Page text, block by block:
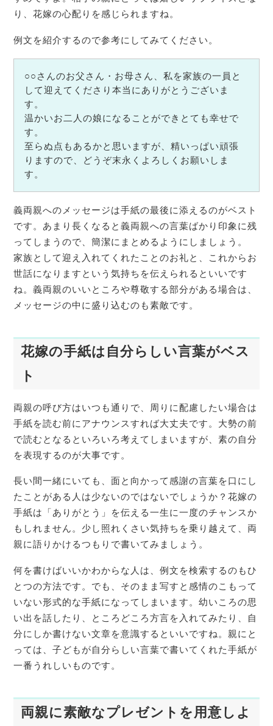
り、花嫁の心配りを感じられますね。
例文を紹介するので参考にしてみてください。
○○さんのお父さん・お母さん、私を家族の一員と
して迎えてくださり本当にありがとうございま
す。
温かいお二人の娘になることができとても幸せで
す。
至らぬ点もあるかと思いますが、精いっぱい頑張
りますので、どうぞ末永くよろしくお願いしま
す。
義両親へのメッセージは手紙の最後に添えるのがベスト
です。あまり長くなると義両親への言葉ばかり印象に残
ってしまうので、簡潔にまとめるようにしましょう。
家族として迎え入れてくれたことのお礼と、これからお
世話になりますという気持ちを伝えられるといいです
ね。義両親のいいところや尊敬する部分がある場合は、
メッセージの中に盛り込むのも素敵です。
花嫁の手紙は自分らしい言葉がベス
ト
両親の呼び方はいつも通りで、周りに配慮したい場合は
手紙を読む前にアナウンスすれば大丈夫です。大勢の前
で読むとなるといろいろ考えてしまいますが、素の自分
を表現するのが大事です。
長い間一緒にいても、面と向かって感謝の言葉を口にし
たことがある人は少ないのではないでしょうか？花嫁の
手紙は「ありがとう」を伝える一生に一度のチャンスか
もしれません。少し照れくさい気持ちを乗り越えて、両
親に語りかけるつもりで書いてみましょう。
何を書けばいいかわからな人は、例文を検索するのもひ
とつの方法です。でも、そのまま写すと感情のこもって
いない形式的な手紙になってしまいます。幼いころの思
い出を話したり、ところどころ方言を入れてみたり、自
分にしか書けない文章を意識するといいですね。親にと
っては、子どもが自分らしい言葉で書いてくれた手紙が
一番うれしいものです。
両親に素敵なプレゼントを用意しよ